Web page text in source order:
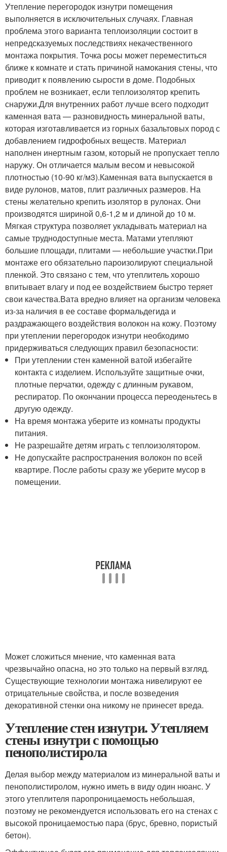
Утепление перегородок изнутри помещения
выполняется в исключительных случаях. Главная
проблема этого варианта теплоизоляции состоит в
непредсказуемых последствиях некачественного
монтажа покрытия. Точка росы может переместиться
ближе к комнате и стать причиной намокания стены, что
приводит к появлению сырости в доме. Подобных
проблем не возникает, если теплоизолятор крепить
снаружи.Для внутренних работ лучше всего подходит
каменная вата — разновидность минеральной ваты,
которая изготавливается из горных базальтовых пород с
добавлением гидрофобных веществ. Материал
наполнен инертным газом, который не пропускает тепло
наружу. Он отличается малым весом и невысокой
плотностью (10-90 кг/м3).Каменная вата выпускается в
виде рулонов, матов, плит различных размеров. На
стены желательно крепить изолятор в рулонах. Они
производятся шириной 0,6-1,2 м и длиной до 10 м.
Мягкая структура позволяет укладывать материал на
самые труднодоступные места. Матами утепляют
большие площади, плитами — небольшие участки.При
монтаже его обязательно пароизолируют специальной
пленкой. Это связано с тем, что утеплитель хорошо
впитывает влагу и под ее воздействием быстро теряет
свои качества.Вата вредно влияет на организм человека
из-за наличия в ее составе формальдегида и
раздражающего воздействия волокон на кожу. Поэтому
при утеплении перегородок изнутри необходимо
придерживаться следующих правил безопасности:
При утеплении стен каменной ватой избегайте
контакта с изделием. Используйте защитные очки,
плотные перчатки, одежду с длинным рукавом,
респиратор. По окончании процесса переоденьтесь в
другую одежду.
На время монтажа уберите из комнаты продукты
питания.
Не разрешайте детям играть с теплоизолятором.
Не допускайте распространения волокон по всей
квартире. После работы сразу же уберите мусор в
помещении.
Может сложиться мнение, что каменная вата
чрезвычайно опасна, но это только на первый взгляд.
Существующие технологии монтажа нивелируют ее
отрицательные свойства, и после возведения
декоративной стенки она никому не принесет вреда.
Утепление стен изнутри. Утепляем
стены изнутри с помощью
пенополистирола
Делая выбор между материалом из минеральной ваты и
пенополистиролом, нужно иметь в виду один нюанс. У
этого утеплителя паропроницаемость небольшая,
поэтому не рекомендуется использовать его на стенах с
высокой проницаемостью пара (брус, бревно, пористый
бетон).